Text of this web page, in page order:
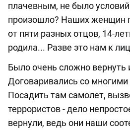
плачевным, не было
произошло? Наших женщин
от пяти разных отцов, 14-
родила... Разве это нам к
Было очень сложно вернуть
Договаривались со многими
Посадить там самолет,
террористов - дело
вернули, ведь они наши